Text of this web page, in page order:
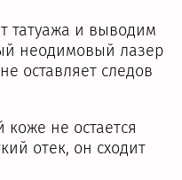
татуажа и выводим
неодимовый лазер
оставляет следов
не остается
отек, он сходит